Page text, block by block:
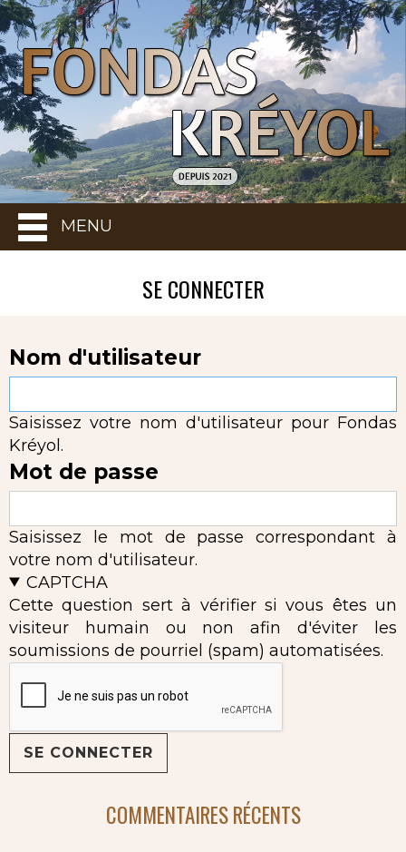
MENU
SE CONNECTER
Nom d'utilisateur
Saisissez votre nom d'utilisateur pour Fondas
Kréyol.
Mot de passe
Saisissez le mot de passe correspondant à
votre nom d'utilisateur.
CAPTCHA
Cette question sert à vérifier si vous êtes un
visiteur humain ou non afin d'éviter les
soumissions de pourriel (spam) automatisées.
COMMENTAIRES RÉCENTS